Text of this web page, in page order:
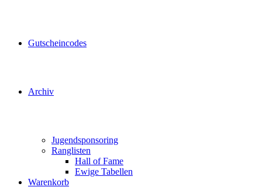
Gutscheincodes
Archiv
Jugendsponsoring
Ranglisten
Hall of Fame
Ewige Tabellen
Warenkorb